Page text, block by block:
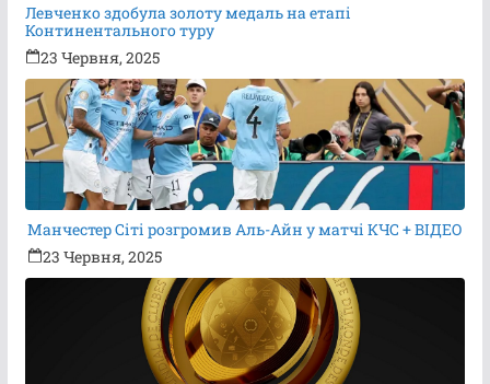
Левченко здобула золоту медаль на етапі
Континентального туру
23 Червня, 2025
Манчестер Сіті розгромив Аль-Айн у матчі КЧС + ВІДЕО
23 Червня, 2025